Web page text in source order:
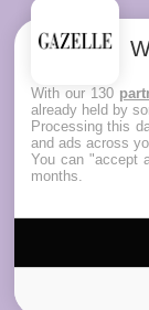
With our 130
already held by
Processing this
and ads across
You can "accept
months.